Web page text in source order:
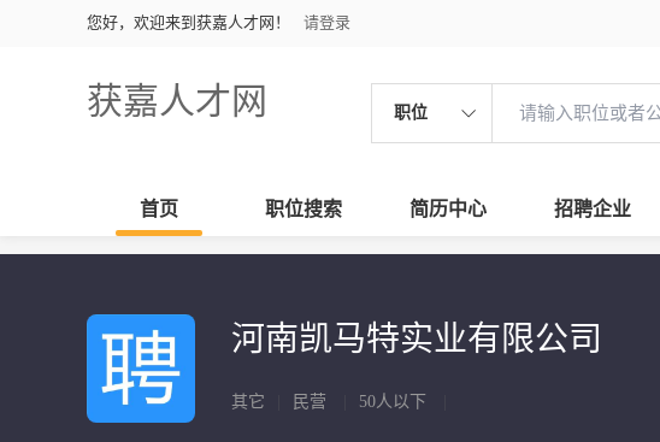
您好，欢迎来到获嘉人才网！ 请登录
获嘉人才网 职位
首页 职位搜索 简历中心 招聘企业
河南凯马特实业有限公司
其它 民营 50人以下